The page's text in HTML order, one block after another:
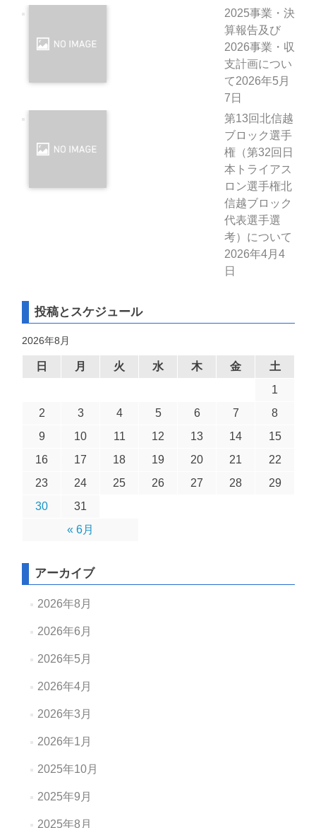
2025事業・決
算報告及び
2026事業・収
支計画につい
て2026年5月
7日
第13回北信越
ブロック選手
権（第32回日
本トライアス
ロン選手権北
信越ブロック
代表選手選
考）について
2026年4月4
日
投稿とスケジュール
2026年8月
日 月 火 水 木 金 土
« 6月
1
2
3 4 5 6 7
8
9
10 11 12 13 14
15
16
17 18 19 20 21
22
23
24 25 26 27 28
29
30
31
アーカイブ
2026年8月
2026年6月
2026年5月
2026年4月
2026年3月
2026年1月
2025年10月
2025年9月
2025年8月